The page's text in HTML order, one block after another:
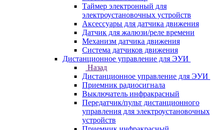
Таймер электронный для
электроустановочных устройств
Аксессуары для датчика движения
Датчик для жалюзи/реле времени
Механизм датчика движения
Система датчиков движения
Дистанционное управление для ЭУИ
Назад
Дистанционное управление для ЭУИ
Приемник радиосигнала
Выключатель инфракрасный
Передатчик/пульт дистанционного
управления для электроустановочных
устройств